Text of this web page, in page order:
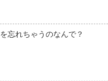
忘れちゃうのなんで？